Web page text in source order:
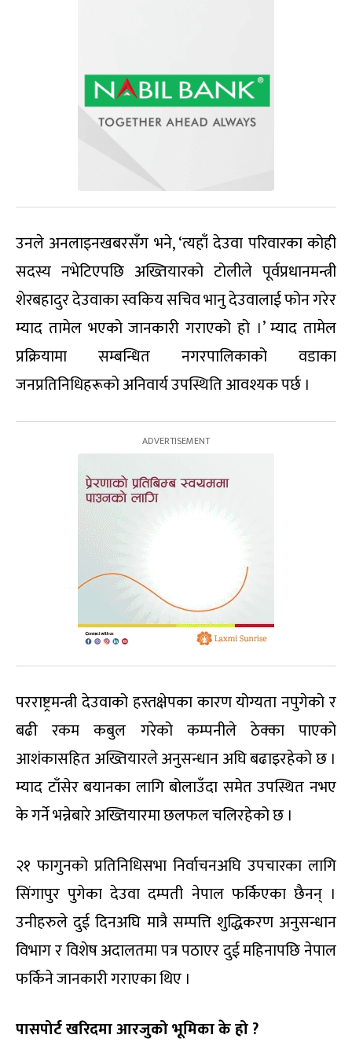
उनले अनलाइनखबरसँग भने, ‘त्यहाँ देउवा परिवारका कोही
सदस्य नभेटिएपछि अख्तियारको टोलीले पूर्वप्रधानमन्त्री
शेरबहादुर देउवाका स्वकिय सचिव भानु देउवालाई फोन गरेर
म्याद तामेल भएको जानकारी गराएको हो ।’ म्याद तामेल
प्रक्रियामा सम्बन्धित नगरपालिकाको वडाका
जनप्रतिनिधिहरूको अनिवार्य उपस्थिति आवश्यक पर्छ ।
परराष्ट्रमन्त्री देउवाको हस्तक्षेपका कारण योग्यता नपुगेको र
बढी रकम कबुल गरेको कम्पनीले ठेक्का पाएको
आशंकासहित अख्तियारले अनुसन्धान अघि बढाइरहेको छ ।
म्याद टाँसेर बयानका लागि बोलाउँदा समेत उपस्थित नभए
के गर्ने भन्नेबारे अख्तियारमा छलफल चलिरहेको छ ।
२१ फागुनको प्रतिनिधिसभा निर्वाचनअघि उपचारका लागि
सिंगापुर पुगेका देउवा दम्पती नेपाल फर्किएका छैनन् ।
उनीहरुले दुई दिनअघि मात्रै सम्पत्ति शुद्धिकरण अनुसन्धान
विभाग र विशेष अदालतमा पत्र पठाएर दुई महिनापछि नेपाल
फर्किने जानकारी गराएका थिए ।
पासपोर्ट खरिदमा आरजुको भूमिका के हो ?